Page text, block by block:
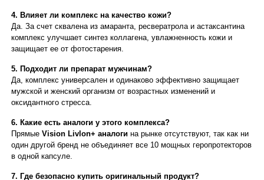
4. Влияет ли комплекс на качество кожи?
Да. За счет сквалена из амаранта, ресвератрола и астаксантина
комплекс улучшает синтез коллагена, увлажненность кожи и
защищает ее от фотостарения.
5. Подходит ли препарат мужчинам?
Да, комплекс универсален и одинаково эффективно защищает
мужской и женский организм от возрастных изменений и
оксидантного стресса.
6. Какие есть аналоги у этого комплекса?
ПрямыеVision Livlon+ аналоги на рынке отсутствуют, так как ни
один другой бренд не объединяет все 10 мощных геропротекторов
в одной капсуле.
7. Где безопасно купить оригинальный продукт?